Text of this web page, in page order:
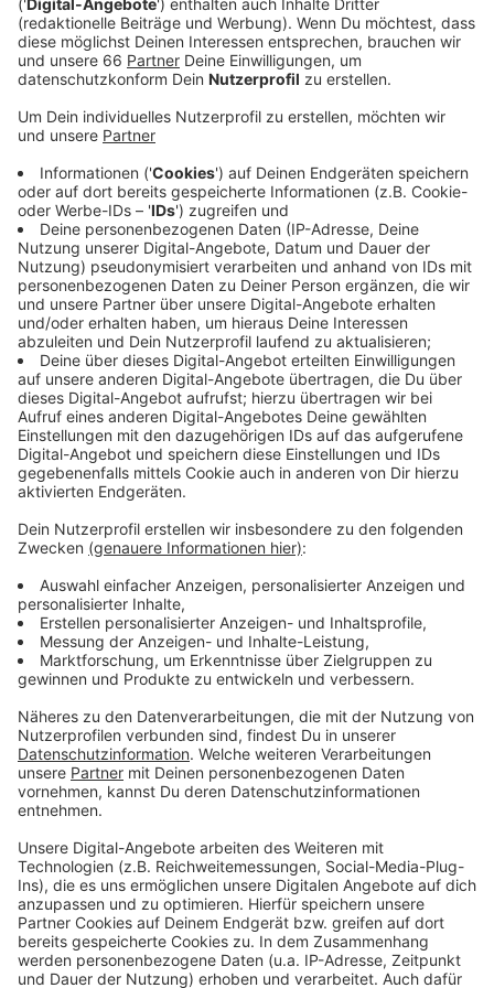
Veröffentlicht:Donnerstag, 22.06.2023 14:57
Anzeige
Kirmes gemeinsam mit dem Umweltamt bundesweit
Vorreiter sein. Wer auf der Kirmes Speisen kauft,
bekommt Mehrweggeschirr, zahlt dafür Pfand und
kann das Mehrweggeschirr auch an anderer Stelle
wieder abgeben und erhält dort sein Geld zurück.
Ausnahmen gäbe es keine, nur Pommes dürften noch
in einer Spitztüte verkauft werden, sagte Kirmes-
Organisator Thomas König. Wie das ganze in der Praxis
funktioniert, wird sich ab dem 14. Juli zeigen - dann
nämlich startet die Rheinkirmes in Oberkassel.
Anzeige
Weitere Infos und Links zum Thema:
Antenne Düsseldorf feiert zur größten Kirmes am
Rhein
Auf der Kirmes kann das erste Mal geheiratet werden
Füchschen Alm auf der Rheinkirmes
Anzeige
Anzeige